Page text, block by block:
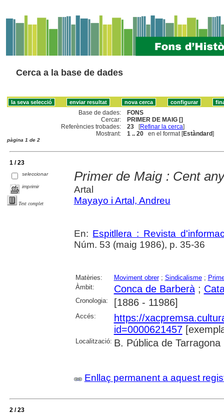
Cerca a la base de dades
Base de dades:
FONS
Cercar:
PRIMER DE MAIG []
Referències trobades:
23 [Refinar la cerca]
Mostrant:
1 .. 20 en el format [Estàndard]
pàgina 1 de 2
1 / 23
seleccionar
imprimir
Text complet
Primer de Maig : Cent
Artal
Mayayo i Artal, Andreu
En: Espitllera : Revista
Núm. 53 (maig 1986), p. 35-36
Matèries: Moviment obrer; Sindicalisme;
Àmbit:
Conca de Barberà;
Cronologia: [1886 - 11986]
Accés:
https://
id=0000621457
Localització: B. Pública de Tarragona
Enllaç permanent a aquest
2 / 23